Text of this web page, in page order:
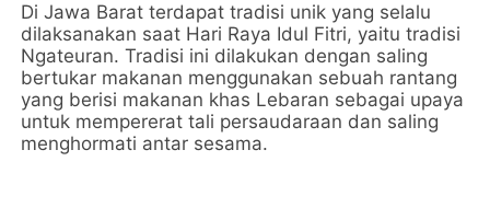
Di Jawa Barat terdapat tradisi unik yang selalu
dilaksanakan saat Hari Raya Idul Fitri, yaitu tradisi
Ngateuran. Tradisi ini dilakukan dengan saling
bertukar makanan menggunakan sebuah rantang
yang berisi makanan khas Lebaran sebagai upaya
untuk mempererat tali persaudaraan dan saling
menghormati antar sesama.